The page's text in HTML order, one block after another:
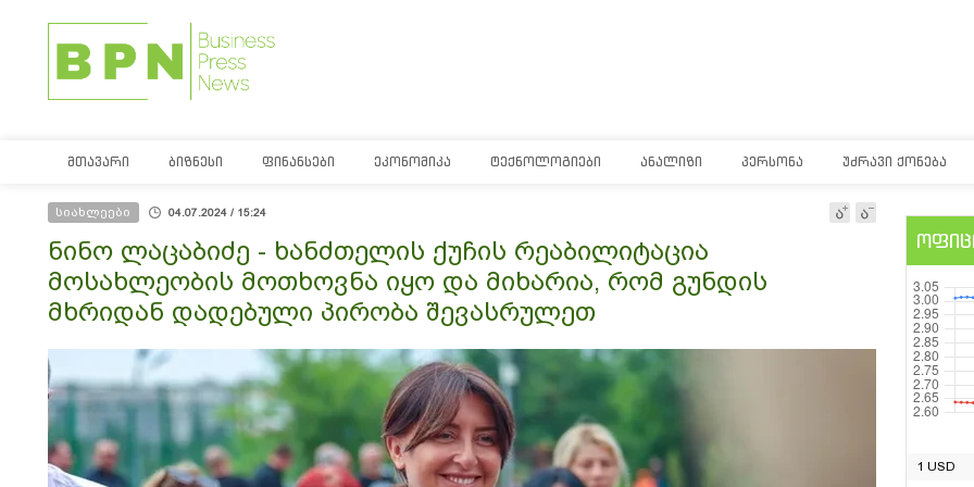
ᲛᲗᲐᲕᲐᲠᲘ ᲑᲘᲖᲜᲔᲡᲘ ᲤᲘᲜᲐᲜᲡᲔᲑᲘ ᲔᲙᲝᲜᲝᲛᲘᲙᲐ ᲢᲔᲥᲜᲝᲚᲝᲒᲘᲔᲑᲘ ᲐᲜᲐᲚᲘᲖᲘ ᲞᲔᲠᲡᲝᲜᲐ ᲣᲫᲠᲐᲕᲘ ᲥᲝᲜᲔᲑᲐ
სიახლეები 04.07.2024 / 15:24
ნინო ლაცაბიძე - ხანძთელის ქუჩის რეაბილიტაცია
მოსახლეობის მოთხოვნა იყო და მიხარია, რომ გუნდის
მხრიდან დადებული პირობა შევასრულეთ
1 USD